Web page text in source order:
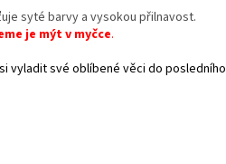
syté barvy a vysokou přilnavost.
je mýt v myčce.
vyladit své oblíbené věci do posledního